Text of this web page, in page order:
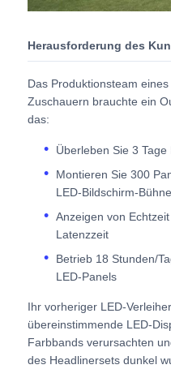
Fälle
Angebot anfordern
LED-Videowand-Display
Schirm des Konzert-
Vermietung von LED-
COB -LED -Videowand
Herausforderung des
Das Produktionsteam
Zuschauern brauchte ein
das:
Überleben Sie 3
Montieren Sie 300
LED-Bildschirm-
Anzeigen von
Latenzzeit
Betrieb 18 Stunden/
LED-Panels
Ihr vorheriger LED-
übereinstimmende LED-
Farbbands verursachten
des Headlinersets dunkel